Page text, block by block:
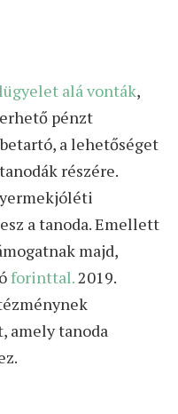
alá vonták,
pénzt
a lehetőséget
részére.
a tanoda. Emellett
majd,
forinttal.2019.
amely tanoda